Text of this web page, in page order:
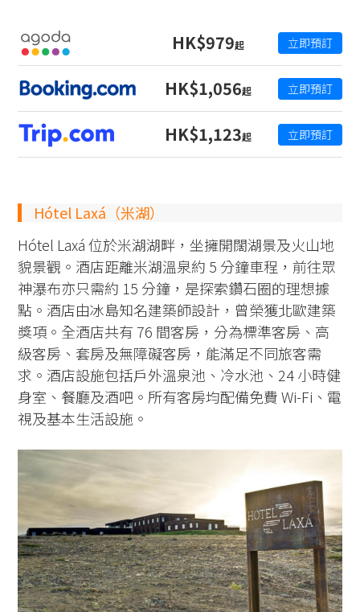
HK$979起 立即預訂
HK$1,056起 立即預訂
HK$1,123起 立即預訂
Hótel Laxá（米湖）
Hótel Laxá 位於米湖湖畔，坐擁開闊湖景及火山地
貌景觀。酒店距離米湖溫泉約 5 分鐘車程，前往眾
神瀑布亦只需約 15 分鐘，是探索鑽石圈的理想據
點。酒店由冰島知名建築師設計，曾榮獲北歐建築
獎項。全酒店共有 76 間客房，分為標準客房、高
級客房、套房及無障礙客房，能滿足不同旅客需
求。酒店設施包括戶外溫泉池、冷水池、24 小時健
身室、餐廳及酒吧。所有客房均配備免費 Wi-Fi、電
視及基本生活設施。